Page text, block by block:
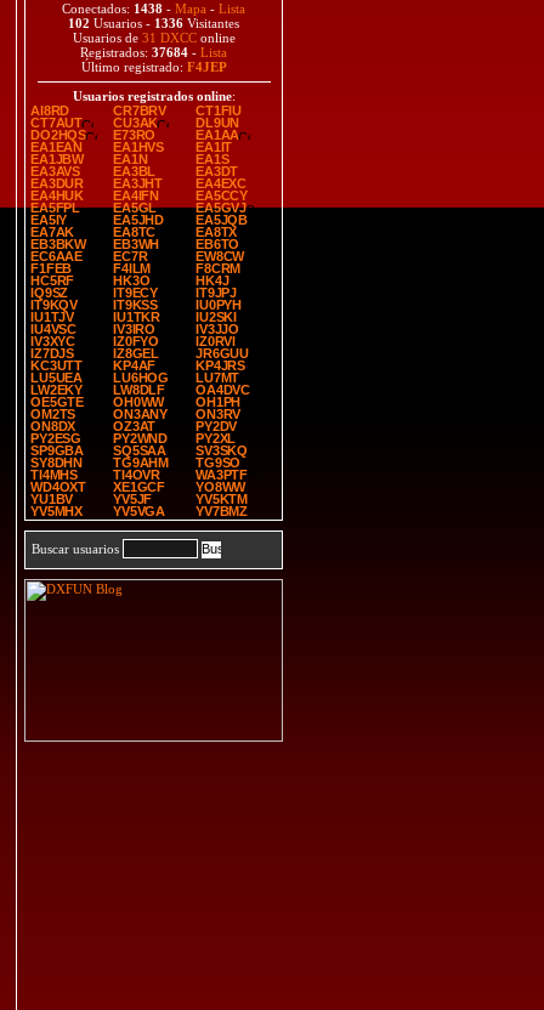
Conectados: 1438 - Mapa - Lista
102 Usuarios - 1336 Visitantes
Usuarios de 31 DXCConline
Registrados: 37684 - Lista
Último registrado: F4JEP
Usuarios registrados online:
AI8RD
CR7BRV
CT1FIU
CT7AUT
CU3AK
DL9UN
DO2HQS
E73RO
EA1AA
EA1EAN
EA1HVS
EA1IT
EA1JBW
EA1N
EA1S
EA3AVS
EA3BL
EA3DT
EA3DUR
EA3JHT
EA4EXC
EA4HUK
EA4IFN
EA5CCY
EA5FPL
EA5GL
EA5GVJ
EA5IY
EA5JHD
EA5JQB
EA7AK
EA8TC
EA8TX
EB3BKW
EB3WH
EB6TO
EC6AAE
EC7R
EW8CW
F1FEB
F4ILM
F8CRM
HC5RF
HK3O
HK4J
IQ9SZ
IT9ECY
IT9JPJ
IT9KQV
IT9KSS
IU0PYH
IU1TJV
IU1TKR
IU2SKI
IU4VSC
IV3IRO
IV3JJO
IV3XYC
IZ0FYO
IZ0RVI
IZ7DJS
IZ8GEL
JR6GUU
KC3UTT
KP4AF
KP4JRS
LU5UEA
LU6HOG
LU7MT
LW2EKY
LW8DLF
OA4DVC
OE5GTE
OH0WW
OH1PH
OM2TS
ON3ANY
ON3RV
ON8DX
OZ3AT
PY2DV
PY2ESG
PY2WND
PY2XL
SP9GBA
SQ5SAA
SV3SKQ
SY8DHN
TG9AHM
TG9SO
TI4MHS
TI4OVR
WA3PTF
WD4OXT
XE1GCF
YO8WW
YU1BV
YV5JF
YV5KTM
YV5MHX
YV5VGA YV7BMZ
Buscar usuarios